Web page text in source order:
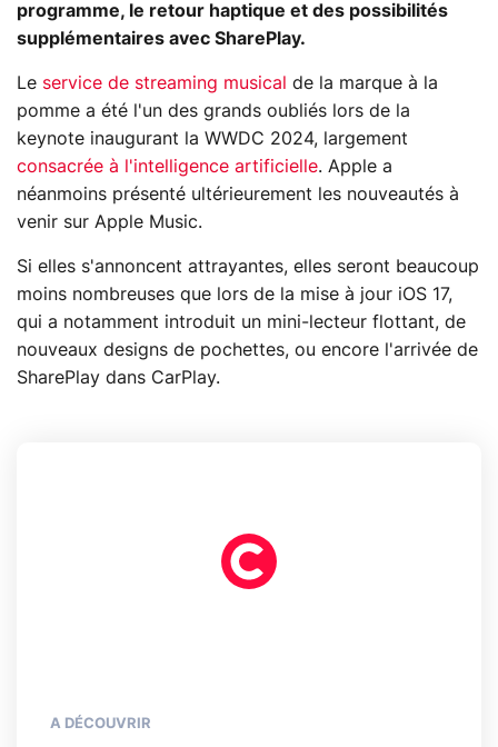
programme, le retour haptique et des possibilités
supplémentaires avec SharePlay.
Le service de streaming musical
de la marque à la
pomme a été l'un des grands oubliés lors de la
keynote inaugurant la WWDC 2024, largement
consacrée à l'intelligence artificielle. Apple a
néanmoins présenté ultérieurement les nouveautés à
venir sur Apple Music.
Si elles s'annoncent attrayantes, elles seront beaucoup
moins nombreuses que lors de la mise à jour iOS 17,
qui a notamment introduit un mini-lecteur flottant, de
nouveaux designs de pochettes, ou encore l'arrivée de
SharePlay dans CarPlay.
A DÉCOUVRIR